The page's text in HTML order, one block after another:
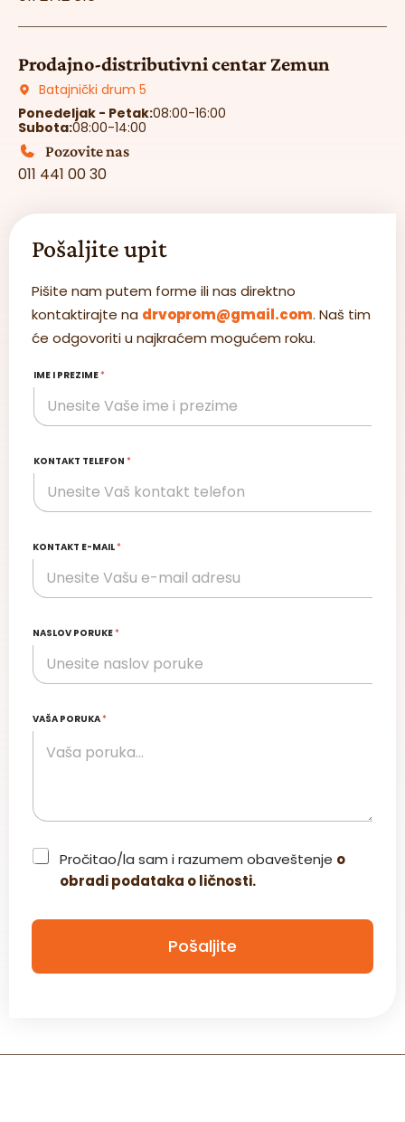
Prodajno-distributivni centar Zemun
Batajnički drum 5
Ponedeljak - Petak:08:00-16:00
Subota:08:00-14:00
Pozovite nas
011 441 00 30
Pošaljite upit
Pišite nam putem forme ili nas direktno
kontaktirajte na drvoprom@gmail.com. Naš tim
će odgovoriti u najkraćem mogućem roku.
IME I PREZIME*
KONTAKT TELEFON *
KONTAKT E-MAIL*
NASLOV PORUKE*
VAŠA PORUKA*
C
h
k
b
*
Pročitao/la sam i razumem obaveštenje o
obradi podataka o ličnosti.
Pošaljite